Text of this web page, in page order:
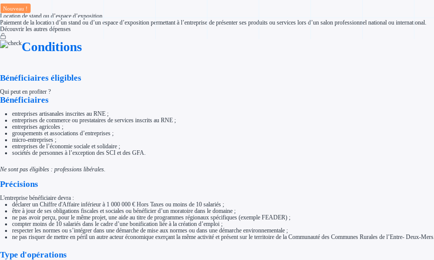
Aides Région Bretagne
Aides Région Centre-Val de Loire
Aides Région Corse
Aides Région Guyane
Aides Région Martinique
Aides Région Réunion
Aides Nationales
Aides Européennes
Recherche autonome
Nos guides
Nos partenaires
Contactez-nous
Nouveau !
Location de stand ou d’espace d’exposition
Paiement de la location d’un stand ou d’un espace d’exposition permettant à l’entreprise de présenter ses produits ou services lors d’un salon professionnel national ou international.
Découvrir les autres dépenses
Conditions
Bénéficiaires éligibles
Qui peut en profiter ?
Bénéficiaires
entreprises artisanales inscrites au RNE ;
entreprises de commerce ou prestataires de services inscrits au RNE ;
entreprises agricoles ;
groupements et associations d’entreprises ;
micro-entreprises ;
entreprises de l’économie sociale et solidaire ;
sociétés de personnes à l’exception des SCI et des GFA.
Ne sont pas éligibles : professions libérales.
Précisions
L'entreprise bénéficiaire devra :
déclarer un Chiffre d'Affaire inférieur à 1 000 000 € Hors Taxes ou moins de 10 salariés ;
être à jour de ses obligations fiscales et sociales ou bénéficier d’un moratoire dans le domaine ;
ne pas avoir perçu, pour le même projet, une aide au titre de programmes régionaux spécifiques (exemple FEADER) ;
compter moins de 10 salariés dans le cadre d’une bonification liée à la création d’emploi ;
respecter les normes ou s’intégrer dans une démarche de mise aux normes ou dans une démarche environnementale ;
ne pas risquer de mettre en péril un autre acteur économique exerçant la même activité et présent sur le territoire de la Communauté des Communes Rurales de l’Entre- Deux-Mers.
Type d'opérations